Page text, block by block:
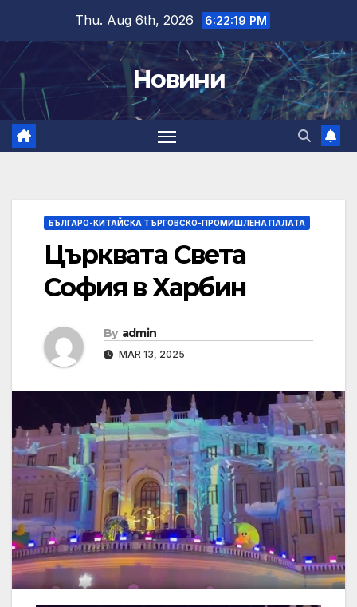
content
Thu. Aug 6th, 2026 6:22:20 PM
Новини
БЪЛГАРО-КИТАЙСКА ТЪРГОВСКО-ПРОМИШЛЕНА ПАЛАТА
Църквата Света
София в Харбин
By admin
MAR 13, 2025